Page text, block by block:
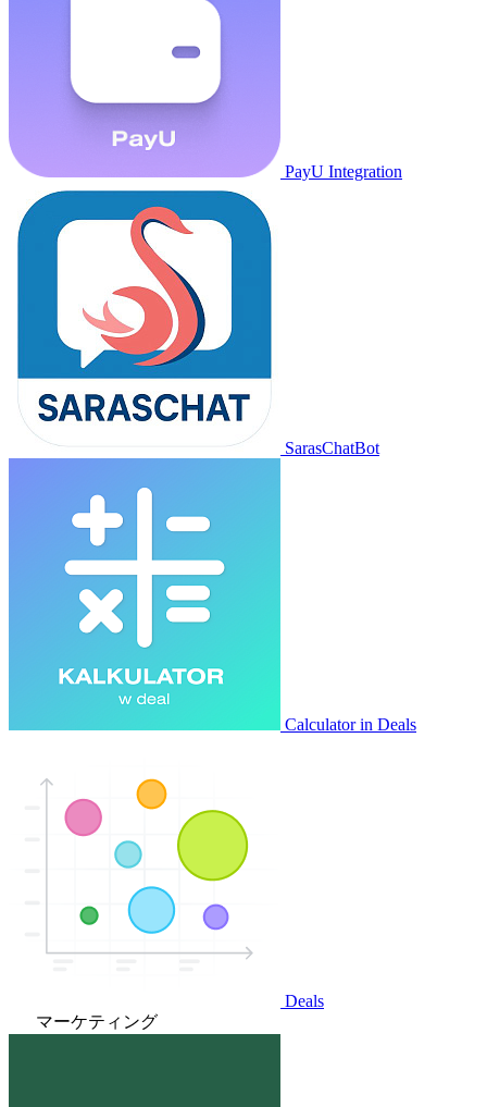
PayU Integration
SarasChatBot
Calculator in Deals
Deals
マーケティング